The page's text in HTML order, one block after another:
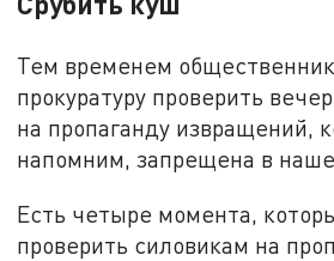
Тем временем
прокуратуру проверить
на пропаганду извращений,
напомним, запрещена в
Есть четыре момента,
проверить силовикам на